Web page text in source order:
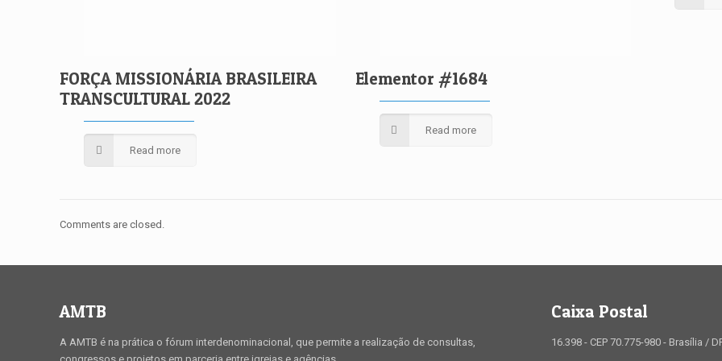
FORÇA MISSIONÁRIA BRASILEIRA
TRANSCULTURAL 2022
Read more
Elementor #1684
Read more
Comments are closed.
AMTB
A AMTB é na prática o fórum interdenominacional, que permite a realização de consultas,
Caixa Postal
16.398 - CEP 70.775-980 - Brasília /